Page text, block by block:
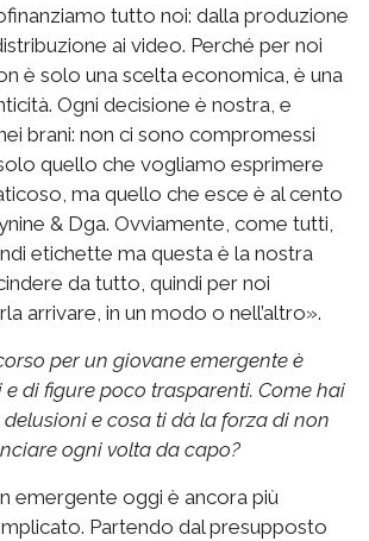
tutto noi: dalla produzione
ai video. Perché per noi
è solo una scelta economica, è una
Ogni decisione è nostra, e
brani: non ci sono compromessi
quello che vogliamo esprimere
ma quello che esce è al cento
& Dga. Ovviamente, come tutti,
etichette ma questa è la nostra
da tutto, quindi per noi
arrivare, in un modo o nell’altro».
per un giovane emergente è
di figure poco trasparenti. Come hai
e cosa ti dà la forza di non
ogni volta da capo?
emergente oggi è ancora più
Partendo dal presupposto